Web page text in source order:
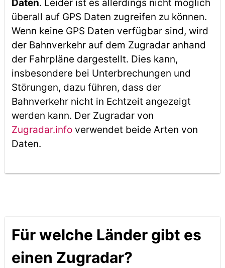
Daten. Leider ist es allerdings nicht möglich
überall auf GPS Daten zugreifen zu können.
Wenn keine GPS Daten verfügbar sind, wird
der Bahnverkehr auf dem Zugradar anhand
der Fahrpläne dargestellt. Dies kann,
insbesondere bei Unterbrechungen und
Störungen, dazu führen, dass der
Bahnverkehr nicht in Echtzeit angezeigt
werden kann. Der Zugradar von
Zugradar.infoverwendet beide Arten von
Daten.
Für welche Länder gibt es
einen Zugradar?